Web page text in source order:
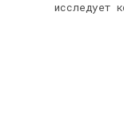
исследует